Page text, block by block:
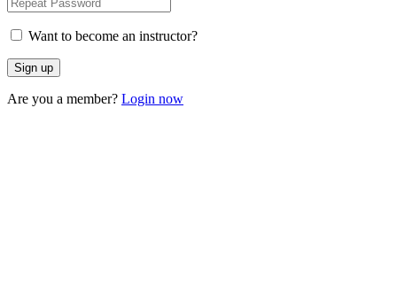
Want to become an instructor?
Are you a member? Login now